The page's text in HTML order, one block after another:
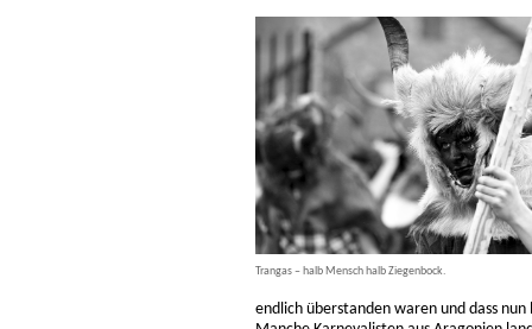
Trangas – halb Mensch halb Ziegenbock.
endlich überstanden waren und dass